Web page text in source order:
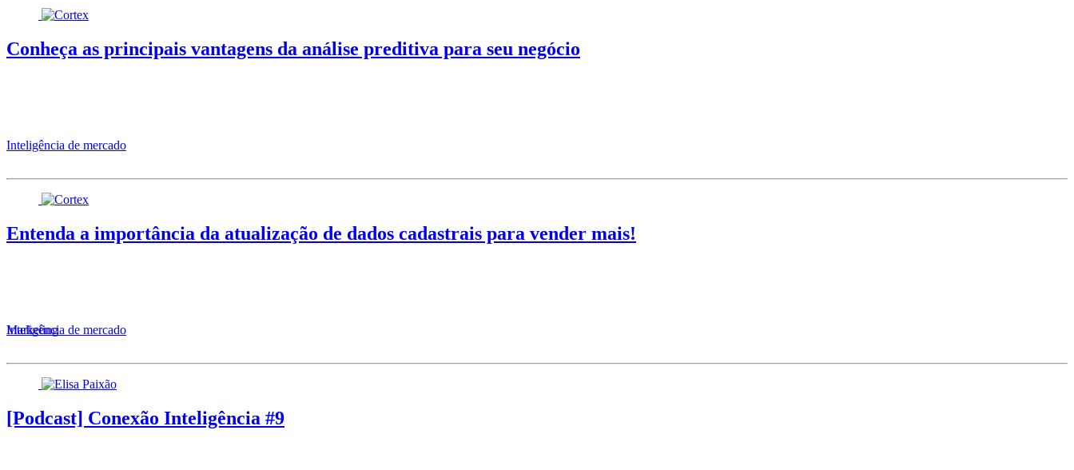
Conheça as principais vantagens da análise preditiva para seu negócio
Inteligência de mercado
Entenda a importância da atualização de dados cadastrais para vender mais!
Inteligência de mercado
Marketing
[Podcast] Conexão Inteligência #9